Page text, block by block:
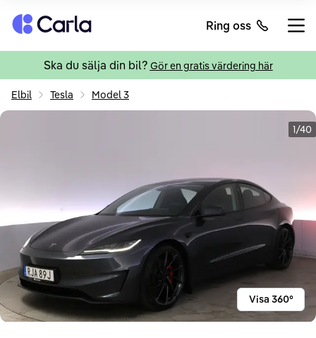
Tillbaka till startsidan Ring oss
Ska du sälja din bil? Gör en gratis värdering här
Elbil Tesla Model 3
1/40
Visa 360°